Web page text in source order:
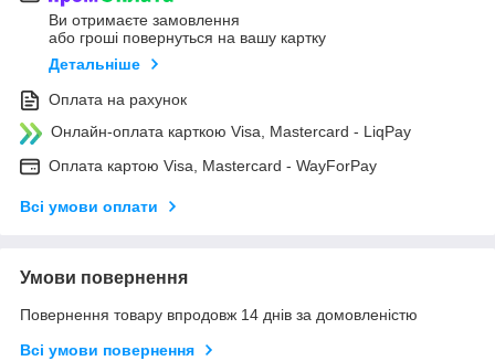
Ви отримаєте замовлення
або гроші повернуться на вашу картку
Детальніше
Оплата на рахунок
Онлайн-оплата карткою Visa, Mastercard - LiqPay
Оплата картою Visa, Mastercard - WayForPay
Всі умови оплати
Умови повернення
Повернення товару впродовж 14 днів за домовленістю
Всі умови повернення